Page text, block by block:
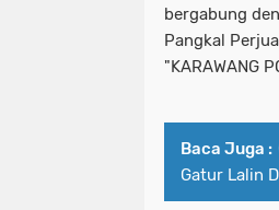
bergabung
Pangkal
"KARAWANG
Baca Juga :
Gatur Lalin